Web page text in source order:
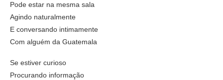
Pode estar na mesma sala
Agindo naturalmente
E conversando intimamente
Com alguém da Guatemala
Se estiver curioso
Procurando informação